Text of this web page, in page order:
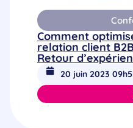
Comment
relation client
Retour
20 juin 2023